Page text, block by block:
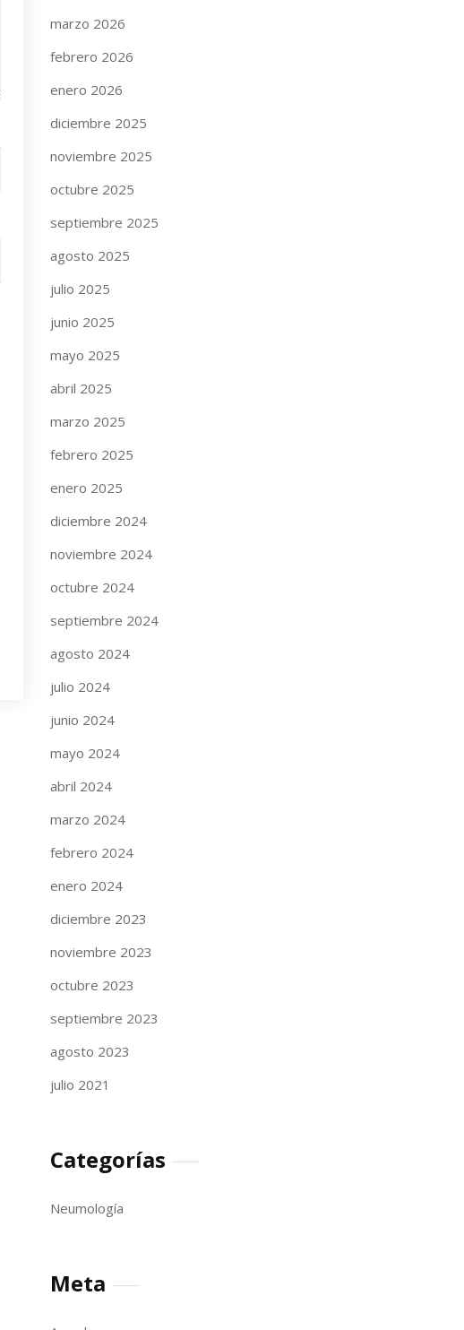
marzo 2026
febrero 2026
enero 2026
diciembre 2025
noviembre 2025
octubre 2025
septiembre 2025
agosto 2025
julio 2025
junio 2025
mayo 2025
abril 2025
marzo 2025
febrero 2025
enero 2025
diciembre 2024
noviembre 2024
octubre 2024
septiembre 2024
agosto 2024
julio 2024
junio 2024
mayo 2024
abril 2024
marzo 2024
febrero 2024
enero 2024
diciembre 2023
noviembre 2023
octubre 2023
septiembre 2023
agosto 2023
julio 2021
Categorías
Neumología
Meta